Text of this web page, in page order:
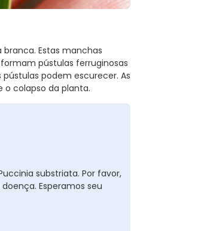
Estas manchas
pústulas ferruginosas
podem escurecer. As
o colapso da planta.
substriata. Por favor,
Esperamos seu